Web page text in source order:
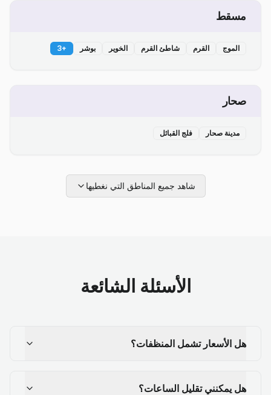
مسقط
الموج القرم شاطئ القرم الخوير بوشر +
3
صحار
مدينة صحار فلج القبائل
شاهد جميع المناطق التي نغطيها
الأسئلة الشائعة
هل الأسعار تشمل المنظفات؟
هل يمكنني تقليل الساعات؟